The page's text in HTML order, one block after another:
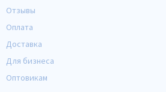
Отзывы
Оплата
Доставка
Для бизнеса
Оптовикам